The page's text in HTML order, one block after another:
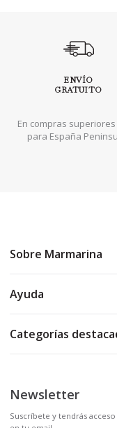
ENVÍO
GRATUITO
En compras superiores
para España
Sobre Marmarina
Ayuda
Categorías
Newsletter
Suscríbete y tendrás